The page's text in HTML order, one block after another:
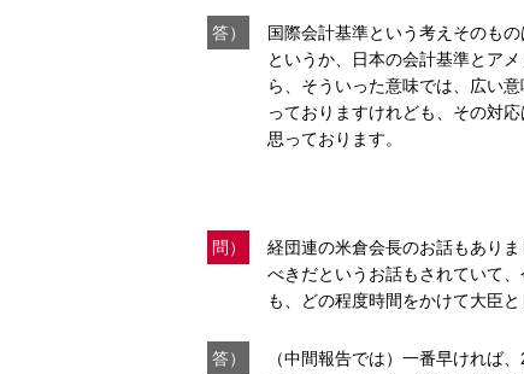
答）
国際会計基準という考えそのも
というか、日本の会計基準とア
ら、そういった意味では、広い
っておりますけれども、その対
思っております。
問）
経団連の米倉会長のお話もあり
べきだというお話もされていて
も、どの程度時間をかけて大臣
答）
（中間報告では）一番早ければ